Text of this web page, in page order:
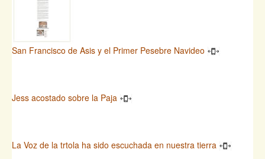
San Francisco de Asis y el Primer Pesebre Navideo
Jess acostado sobre la Paja
La Voz de la trtola ha sido escuchada en nuestra tierra